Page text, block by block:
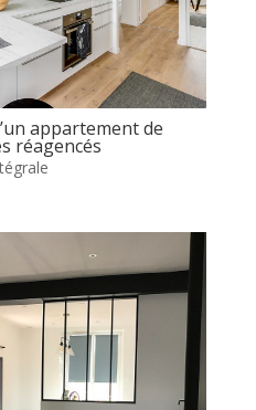
appartement de
réagencés